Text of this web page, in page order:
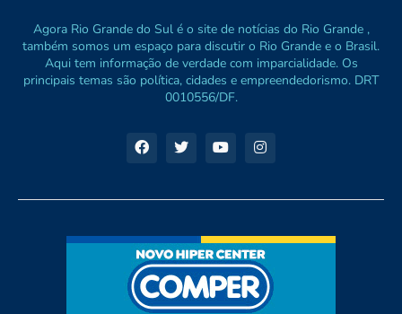
Agora Rio Grande do Sul é o site de notícias do Rio Grande ,
também somos um espaço para discutir o Rio Grande e o Brasil.
Aqui tem informação de verdade com imparcialidade. Os
principais temas são política, cidades e empreendedorismo. DRT
0010556/DF.